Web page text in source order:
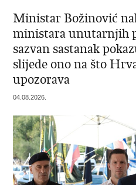
Ministar Božinović
ministara unutarnjih
sazvan sastanak
slijede ono na što
upozorava
04.08.2026.